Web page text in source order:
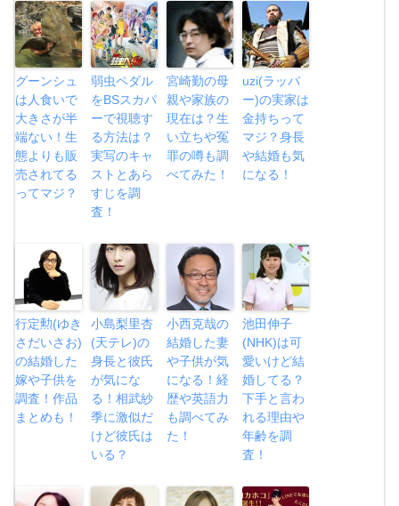
グーンシュ
は人食いで
大きさが半
端ない！生
態よりも販
売されてる
ってマジ？
弱虫ペダル
をBSスカパ
ーで視聴す
る方法は？
実写のキャ
ストとあら
すじを調
査！
宮崎勤の母
親や家族の
現在は？生
い立ちや冤
罪の噂も調
べてみた！
uzi(ラッパ
ー)の実家は
金持ちって
マジ？身長
や結婚も気
になる！
行定勲(ゆき
さだいさお)
の結婚した
嫁や子供を
調査！作品
まとめも！
小島梨里杏
(天テレ)の
身長と彼氏
が気にな
る！相武紗
季に激似だ
けど彼氏は
いる？
小西克哉の
結婚した妻
や子供が気
になる！経
歴や英語力
も調べてみ
た！
池田伸子
(NHK)は可
愛いけど結
婚してる？
下手と言わ
れる理由や
年齢を調
査！